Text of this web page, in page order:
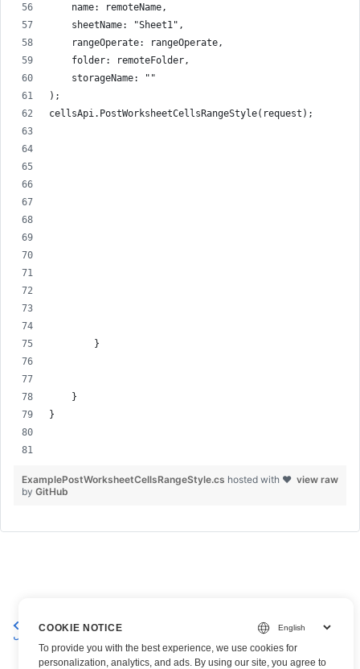
    name: remoteName,
    sheetName: "Sheet1",
    rangeOperate: rangeOperate,
    folder: remoteFolder,
    storageName: ""
);
cellsApi.PostWorksheetCellsRangeStyle(request);
        }
    }
}
view raw
ExamplePostWorksheetCellsRangeStyle.cs hosted with ❤
by GitHub
ورقة العمل
COOKIE NOTICE
To provide you with the best experience, we use cookies for
personalization, analytics, and ads. By using our site, you agree to